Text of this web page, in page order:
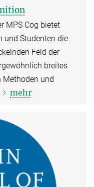
MPS Cog bietet
und Studenten die
Feld der
breites
Methoden und
mehr